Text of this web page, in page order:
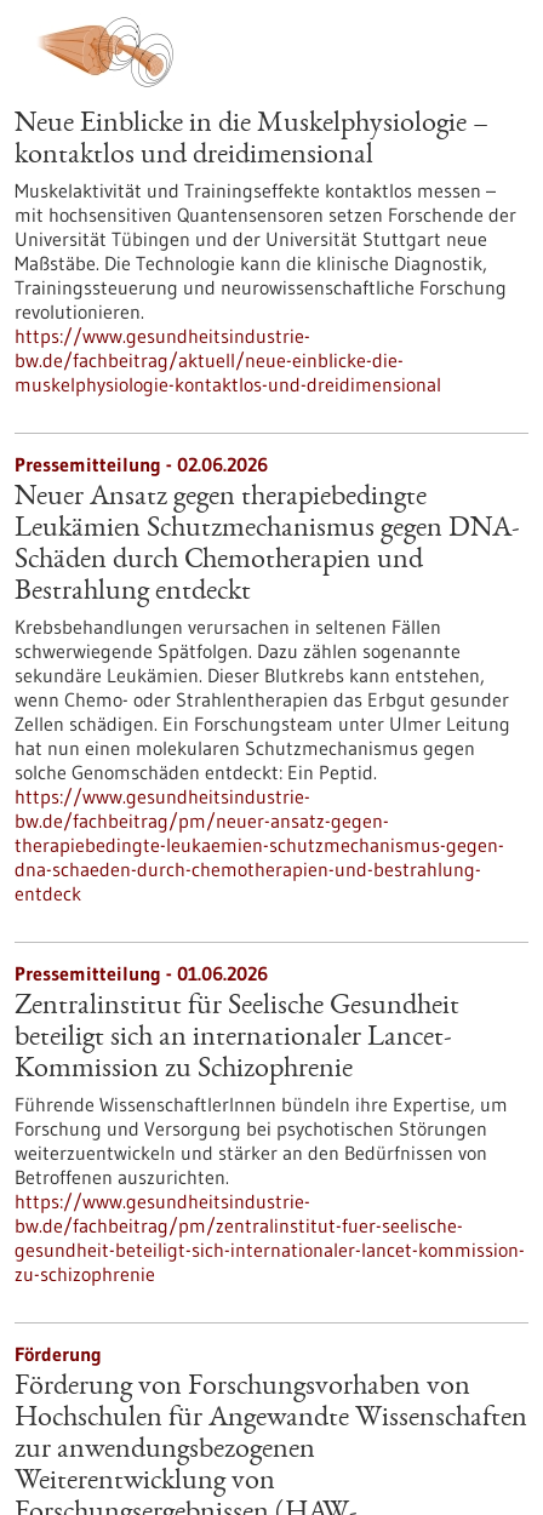
Neue Einblicke in die Muskelphysiologie –
kontaktlos und dreidimensional
Muskelaktivität und Trainingseffekte kontaktlos messen –
mit hochsensitiven Quantensensoren setzen Forschende der
Universität Tübingen und der Universität Stuttgart neue
Maßstäbe. Die Technologie kann die klinische Diagnostik,
Trainingssteuerung und neurowissenschaftliche Forschung
revolutionieren.
https://www.gesundheitsindustrie-
bw.de/fachbeitrag/aktuell/neue-einblicke-die-
muskelphysiologie-kontaktlos-und-dreidimensional
Pressemitteilung - 02.06.2026
Neuer Ansatz gegen therapiebedingte
Leukämien Schutzmechanismus gegen DNA-
Schäden durch Chemotherapien und
Bestrahlung entdeckt
Krebsbehandlungen verursachen in seltenen Fällen
schwerwiegende Spätfolgen. Dazu zählen sogenannte
sekundäre Leukämien. Dieser Blutkrebs kann entstehen,
wenn Chemo- oder Strahlentherapien das Erbgut gesunder
Zellen schädigen. Ein Forschungsteam unter Ulmer Leitung
hat nun einen molekularen Schutzmechanismus gegen
solche Genomschäden entdeckt: Ein Peptid.
https://www.gesundheitsindustrie-
bw.de/fachbeitrag/pm/neuer-ansatz-gegen-
therapiebedingte-leukaemien-schutzmechanismus-gegen-
dna-schaeden-durch-chemotherapien-und-bestrahlung-
entdeck
Pressemitteilung - 01.06.2026
Zentralinstitut für Seelische Gesundheit
beteiligt sich an internationaler Lancet-
Kommission zu Schizophrenie
Führende WissenschaftlerInnen bündeln ihre Expertise, um
Forschung und Versorgung bei psychotischen Störungen
weiterzuentwickeln und stärker an den Bedürfnissen von
Betroffenen auszurichten.
https://www.gesundheitsindustrie-
bw.de/fachbeitrag/pm/zentralinstitut-fuer-seelische-
gesundheit-beteiligt-sich-internationaler-lancet-kommission-
zu-schizophrenie
Förderung
Förderung von Forschungsvorhaben von
Hochschulen für Angewandte Wissenschaften
zur anwendungsbezogenen
Weiterentwicklung von